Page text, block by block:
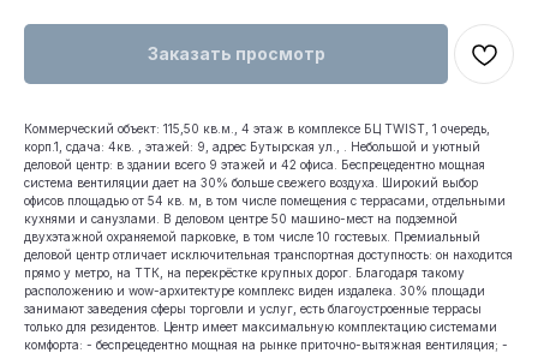
Заказать просмотр
Коммерческий объект: 115,50 кв.м., 4 этаж в комплексе БЦ TWIST, 1 очередь,
корп.1, сдача: 4кв. , этажей: 9, адрес Бутырская ул., . Небольшой и уютный
деловой центр: в здании всего 9 этажей и 42 офиса. Беспрецедентно мощная
система вентиляции дает на 30% больше свежего воздуха. Широкий выбор
офисов площадью от 54 кв. м, в том числе помещения с террасами, отдельными
кухнями и санузлами. В деловом центре 50 машино-мест на подземной
двухэтажной охраняемой парковке, в том числе 10 гостевых. Премиальный
деловой центр отличает исключительная транспортная доступность: он находится
прямо у метро, на ТТК, на перекрёстке крупных дорог. Благодаря такому
расположению и wow-архитектуре комплекс виден издалека. 30% площади
занимают заведения сферы торговли и услуг, есть благоустроенные террасы
только для резидентов. Центр имеет максимальную комплектацию системами
комфорта: - беспрецедентно мощная на рынке приточно-вытяжная вентиляция; -